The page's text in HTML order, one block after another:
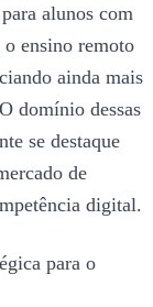
alunos com
o ensino remoto
ainda mais
domínio dessas
se destaque
de
digital.
para o